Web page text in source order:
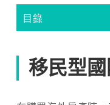
目錄
移民型